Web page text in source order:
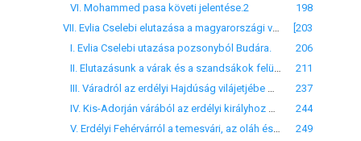
VI. Mohammed pasa követi jelentése.2
198
[203
I. Evlia Cselebi utazása pozsonyból Budára.
206
211
237
244
249